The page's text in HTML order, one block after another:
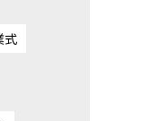
式